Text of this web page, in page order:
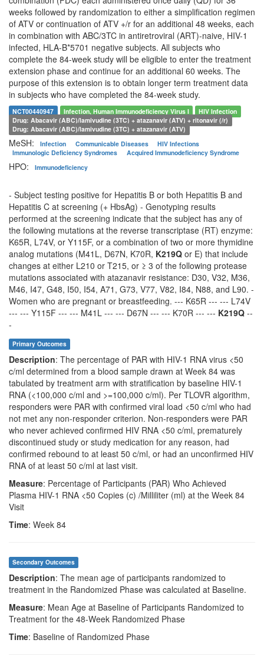
weeks followed by randomization to either a simplification regimen
of ATV or continuation of ATV +/r for an additional 48 weeks, each
in combination with ABC/3TC in antiretroviral (ART)-naive, HIV-1
infected, HLA-B*5701 negative subjects. All subjects who
complete the 84-week study will be eligible to enter the treatment
extension phase and continue for an additional 60 weeks. The
purpose of this extension is to obtain longer term treatment data
in subjects who have completed the 84-week study.
NCT00440947 Infection, Human Immunodeficiency Virus I
HIV Infection
Drug: Abacavir (ABC)/lamivudine (3TC) + atazanavir (ATV) + ritonavir (/r)
Drug: Abacavir (ABC)/lamivudine (3TC) + atazanavir (ATV)
MeSH: Infection Communicable Diseases
HIV Infections
Immunologic Deficiency Syndromes
Acquired Immunodeficiency Syndrome
HPO: Immunodeficiency
- Subject testing positive for Hepatitis B or both Hepatitis B and
Hepatitis C at screening (+ HbsAg) - Genotyping results
performed at the screening indicate that the subject has any of
the following mutations at the reverse transcriptase (RT) enzyme:
K65R, L74V, or Y115F, or a combination of two or more thymidine
analog mutations (M41L, D67N, K70R, K219Q or E) that include
changes at either L210 or T215, or ≥ 3 of the following protease
mutations associated with atazanavir resistance: D30, V32, M36,
M46, I47, G48, I50, I54, A71, G73, V77, V82, I84, N88, and L90. -
Women who are pregnant or breastfeeding. --- K65R --- --- L74V
--- --- Y115F --- --- M41L --- --- D67N --- --- K70R --- --- K219Q --
-
Primary Outcomes
Description: The percentage of PAR with HIV-1 RNA virus <50
c/ml determined from a blood sample drawn at Week 84 was
tabulated by treatment arm with stratification by baseline HIV-1
RNA (<100,000 c/ml and >=100,000 c/ml). Per TLOVR algorithm,
responders were PAR with confirmed viral load <50 c/ml who had
not met any non-responder criterion. Non-responders were PAR
who never achieved confirmed HIV RNA <50 c/ml, prematurely
discontinued study or study medication for any reason, had
confirmed rebound to at least 50 c/ml, or had an unconfirmed HIV
RNA of at least 50 c/ml at last visit.
Measure: Percentage of Participants (PAR) Who Achieved
Plasma HIV-1 RNA <50 Copies (c) /Milliliter (ml) at the Week 84
Visit
Time: Week 84
Secondary Outcomes
Description: The mean age of participants randomized to
treatment in the Randomized Phase was calculated at Baseline.
Measure: Mean Age at Baseline of Participants Randomized to
Treatment for the 48-Week Randomized Phase
Time: Baseline of Randomized Phase